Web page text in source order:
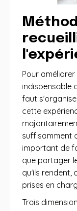
Pour
indispensable
faut
cette
suffisamment
important de
que partager
qu'ils rendent,
prises en
Trois